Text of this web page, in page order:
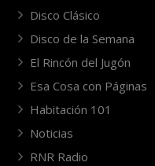
Disco Clásico
Disco de la Semana
El Rincón del Jugón
Esa Cosa con Páginas
Habitación 101
Noticias
RNR Radio